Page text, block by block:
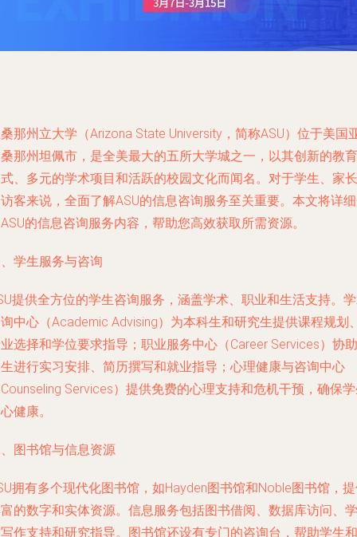
那州立大学（Arizona State University，简称ASU）位于美国
那州坦佩市，是全美最大的五所大学城之一，以其创新的教育
、多元的学术项目和活跃的校园文化而闻名。对于学生、家长
客来说，全面了解ASU的信息咨询服务至关重要。本文将详
的信息咨询服务内容，帮助您高效获取所需资源。
学生服务与咨询
提供全方位的学生咨询服务，涵盖学术、职业和生活支持。
中心（Academic Advising）为本科生和研究生提供课程规划
选择和学位要求指导；职业服务中心（Career Services）协助
进行实习安排、简历撰写和就业指导；心理健康与咨询中心
Services）提供免费的心理支持和危机干预，确保
健康。
图书馆与信息资源
拥有多个现代化图书馆，如Hayden图书馆和Noble图书馆，
的数字和实体资源。信息服务包括图书借阅、数据库访问、学
作支持和研究指导。图书馆还设有专门的咨询台，帮助学生和